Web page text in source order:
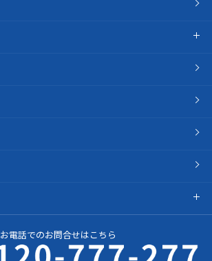
お電話でのお問合せはこちら